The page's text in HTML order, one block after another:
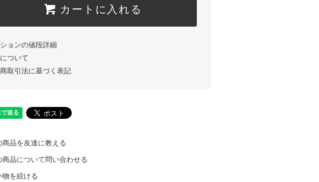
カートに入れる
ョンの値段詳細
ついて
取引法に基づく表記
商品を友達に教える
商品について問い合わせる
物を続ける